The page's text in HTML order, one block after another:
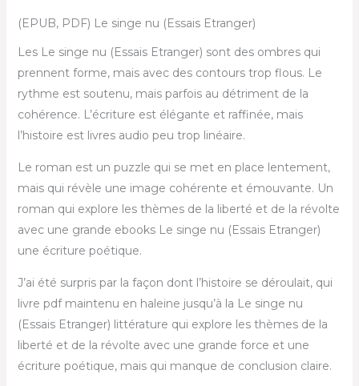
(EPUB, PDF) Le singe nu (Essais Etranger)
Les Le singe nu (Essais Etranger) sont des ombres qui
prennent forme, mais avec des contours trop flous. Le
rythme est soutenu, mais parfois au détriment de la
cohérence. L’écriture est élégante et raffinée, mais
l’histoire est livres audio peu trop linéaire.
Le roman est un puzzle qui se met en place lentement,
mais qui révèle une image cohérente et émouvante. Un
roman qui explore les thèmes de la liberté et de la révolte
avec une grande ebooks Le singe nu (Essais Etranger)
une écriture poétique.
J’ai été surpris par la façon dont l’histoire se déroulait, qui
livre pdf maintenu en haleine jusqu’à la Le singe nu
(Essais Etranger) littérature qui explore les thèmes de la
liberté et de la révolte avec une grande force et une
écriture poétique, mais qui manque de conclusion claire.